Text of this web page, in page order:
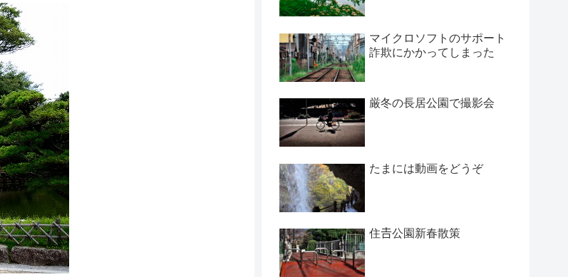
マイクロソフトのサポート
詐欺にかかってしまった
厳冬の長居公園で撮影会
たまには動画をどうぞ
住𠮷公園新春散策